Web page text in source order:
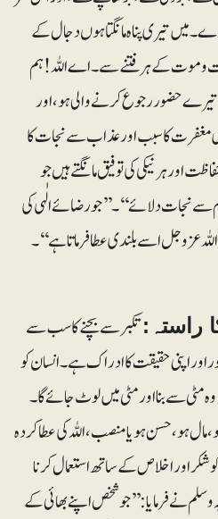
میں تیری پناہ مانگتا ہوں دجال کے
و موت کے ہر فتنے سے۔ اے اللہ! ہم
تیرے حضور رجوع کرنے والی ہو، اور
مغفرت کا سبب اور عذاب سے نجات کا
اور ہر نیکی کی توفیق مانگتے ہیں جو
نجات دلائے‘‘۔’’جو رضائے الٰہی کی
عزوجل اسے بلندی عطا فرماتا ہے‘‘۔
راستہ:تکبر سے بچنے کا سب سے
اور اپنی حقیقت کا ادراک ہے۔ انسان کو
مٹی سے بنا اور مٹی میں لوٹ جائے گا۔
مال ہو، حسن ہو یا منصب، اللہ کی عطا کردہ
اور اخلاص کے ساتھ استعمال کرنا
وسلم نے فرمایا: ’’جو شخص اپنے بھائی کے